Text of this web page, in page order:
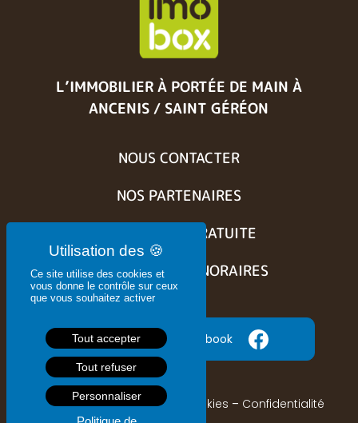
L’IMMOBILIER À PORTÉE DE MAIN À
ANCENIS / SAINT GÉRÉON
NOUS CONTACTER
NOS PARTENAIRES
ESTIMATION GRATUITE
BARÈME DES HONORAIRES
Suivez nous sur Facebook
Mentions légales–CGU Cookies – Confidentialité
Ce site utilise des cookies et
vous donne le contrôle sur ceux
que vous souhaitez activer
Tout accepter
Tout refuser
Personnaliser